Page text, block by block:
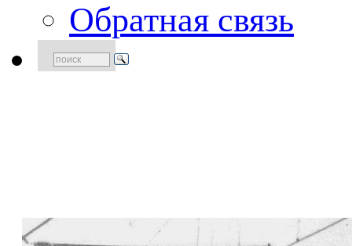
Обратная связь